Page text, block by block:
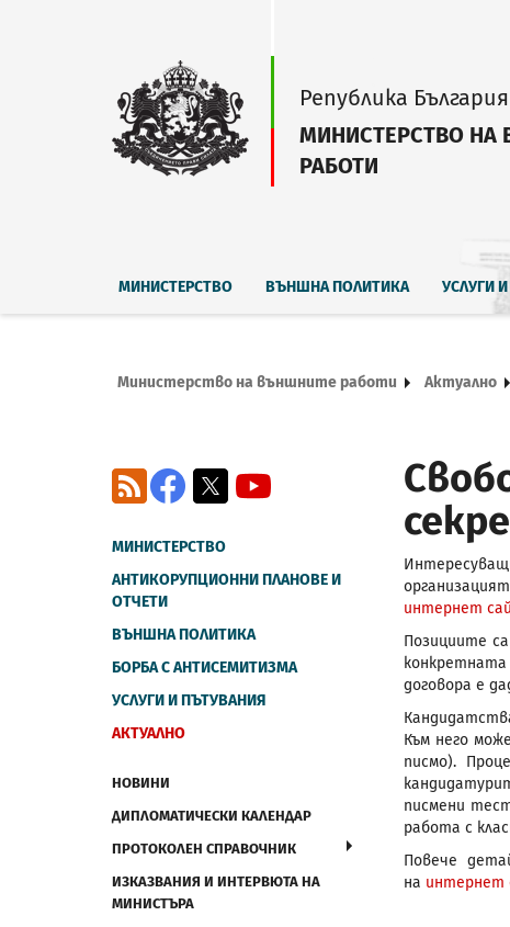
Република България
МИНИСТЕРСТВО НА
РАБОТИ
МИНИСТЕРСТВО ВЪНШНА ПОЛИТИКА УСЛУГИ
Министерство на външните работи Актуално
Facebook
X
RSS
МИНИСТЕРСТВО
АНТИКОРУПЦИОННИ ПЛАНОВЕ И
ОТЧЕТИ
ВЪНШНА ПОЛИТИКА
БОРБА С АНТИСЕМИТИЗМА
УСЛУГИ И ПЪТУВАНИЯ
АКТУАЛНО
НОВИНИ
ДИПЛОМАТИЧЕСКИ КАЛЕНДАР
ПРОТОКОЛЕН СПРАВОЧНИК
ИЗКАЗВАНИЯ И ИНТЕРВЮТА НА
МИНИСТЪРА
интернет
Позициите
договора е
Към него
писмо).
писмени
работа с
Повече
на интернет